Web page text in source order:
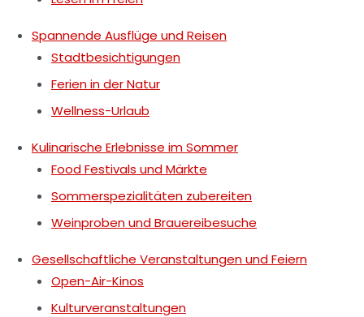
Spannende Ausflüge und Reisen
Stadtbesichtigungen
Ferien in der Natur
Wellness-Urlaub
Kulinarische Erlebnisse im Sommer
Food Festivals und Märkte
Sommerspezialitäten zubereiten
Weinproben und Brauereibesuche
Gesellschaftliche Veranstaltungen und Feiern
Open-Air-Kinos
Kulturveranstaltungen